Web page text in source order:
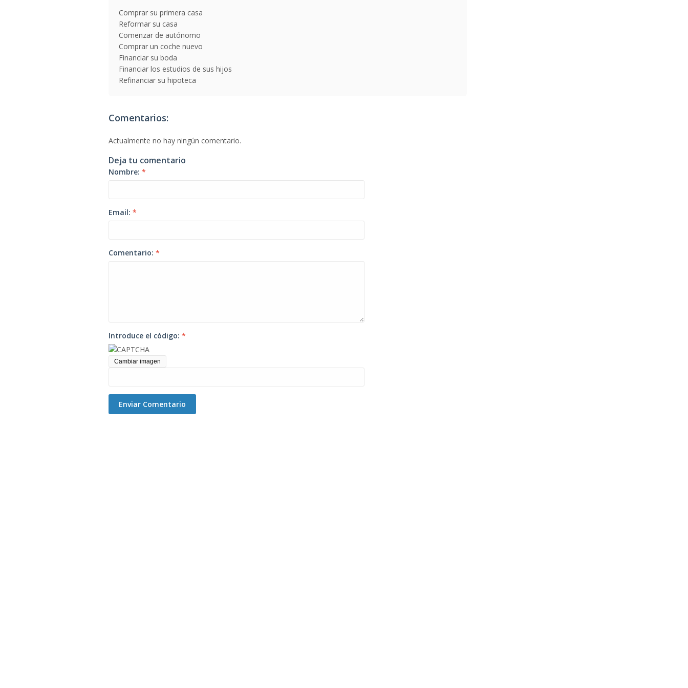
Comprar su primera casa
Reformar su casa
Comenzar de autónomo
Comprar un coche nuevo
Financiar su boda
Financiar los estudios de sus hijos
Refinanciar su hipoteca
Comentarios:
Actualmente no hay ningún comentario.
Deja tu comentario
Nombre: *
Email: *
Comentario: *
Introduce el código: *
Cambiar imagen
Enviar Comentario